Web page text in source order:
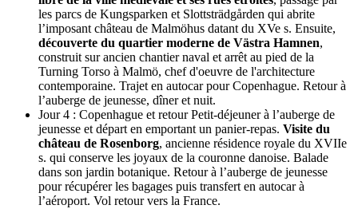
les parcs de Kungsparken et Slottsträdgården qui abrite
l’imposant château de Malmöhus datant du XVe s. Ensuite,
découverte du quartier moderne de Västra Hamnen,
construit sur ancien chantier naval et arrêt au pied de la
Turning Torso à Malmö, chef d'oeuvre de l'architecture
contemporaine. Trajet en autocar pour Copenhague. Retour à
l’auberge de jeunesse, dîner et nuit.
Jour 4 : Copenhague et retourPetit-déjeuner à l’auberge de
jeunesse et départ en emportant un panier-repas. Visite du
château de Rosenborg, ancienne résidence royale du XVIIe
s. qui conserve les joyaux de la couronne danoise. Balade
dans son jardin botanique. Retour à l’auberge de jeunesse
pour récupérer les bagages puis transfert en autocar à
l’aéroport. Vol retour vers la France.